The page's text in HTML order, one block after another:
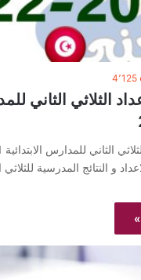
4٬125
الثلاثي الثاني
و النتائج المدرسية للثلاثي